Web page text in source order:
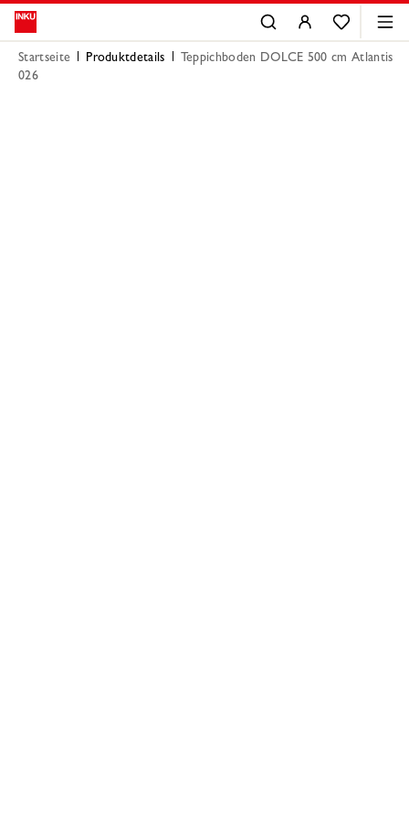
Startseite Produktdetails
Teppichboden DOLCE 500 cm Atlantis
026